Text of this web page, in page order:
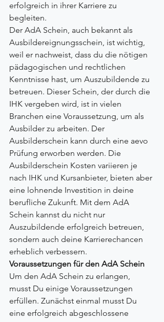
erfolgreich in ihrer Karriere zu
begleiten.
Der AdA Schein, auch bekannt als
Ausbildereignungsschein, ist wichtig,
weil er nachweist, dass du die nötigen
pädagogischen und rechtlichen
Kenntnisse hast, um Auszubildende zu
betreuen. Dieser Schein, der durch die
IHK vergeben wird, ist in vielen
Branchen eine Voraussetzung, um als
Ausbilder zu arbeiten. Der
Ausbilderschein kann durch eine aevo
Prüfung erworben werden. Die
Ausbilderschein Kosten variieren je
nach IHK und Kursanbieter, bieten aber
eine lohnende Investition in deine
berufliche Zukunft. Mit dem AdA
Schein kannst du nicht nur
Auszubildende erfolgreich betreuen,
sondern auch deine Karrierechancen
erheblich verbessern.
Voraussetzungen für den AdA Schein
Um den AdA Schein zu erlangen,
musst Du einige Voraussetzungen
erfüllen. Zunächst einmal musst Du
eine erfolgreich abgeschlossene